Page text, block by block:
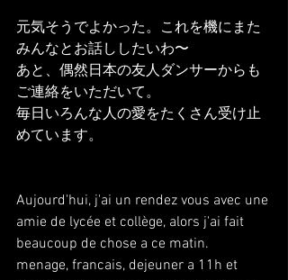
元気そうでよかった。これを機にまた
みんなとお話ししたいわ〜
あと、偶然日本の友人ダンサーからも
ご連絡をいただいて。
毎日いろんな人の愛をたくさん受け止
めています。
Aujourd'hui, j'ai un rendez vous avec une
amie de lycée et collège, alors j'ai fait
beaucoup de chose a ce matin.
menage, francais, dejeuner a 11h et